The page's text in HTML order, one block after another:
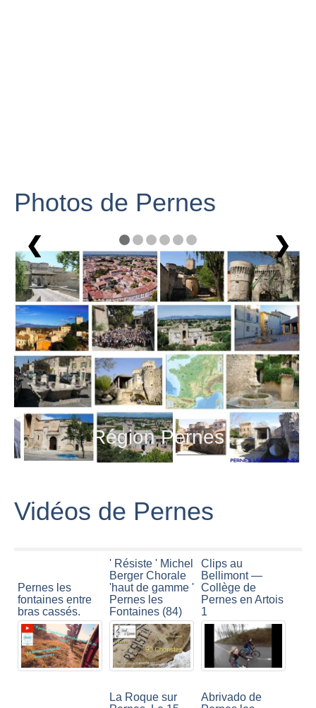
Photos de Pernes
1 / 6
Région Pernes
❮ ❯
Vidéos de Pernes
Pernes les
fontaines entre
bras cassés.
' Résiste ' Michel
Berger Chorale
'haut de gamme '
Pernes les
Fontaines (84)
Clips au
Bellimont —
Collège de
Pernes en Artois
1
La Roque sur
Abrivado de